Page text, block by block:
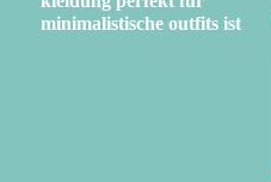
minimalistische outfits ist